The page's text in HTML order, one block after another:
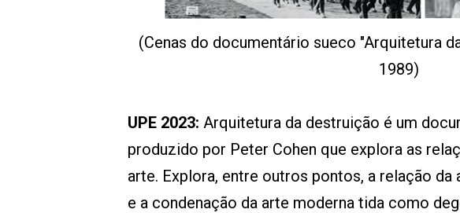
(Cenas do documentário sueco "Arquitetura
1989)
UPE 2023: Arquitetura da destruição é um
produzido por Peter Cohen que explora as
arte. Explora, entre outros pontos, a relação
e a condenação da arte moderna tida como